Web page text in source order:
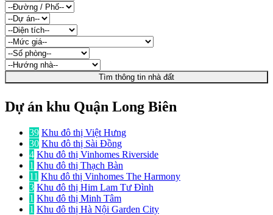
Tìm thông tin nhà đất
Dự án khu Quận Long Biên
39 Khu đô thị Việt Hưng
30 Khu đô thị Sài Đồng
4 Khu đô thị Vinhomes Riverside
1 Khu đô thị Thạch Bàn
11 Khu đô thị Vinhomes The Harmony
3 Khu đô thị Him Lam Tư Đình
1 Khu đô thị Minh Tâm
1 Khu đô thị Hà Nội Garden City